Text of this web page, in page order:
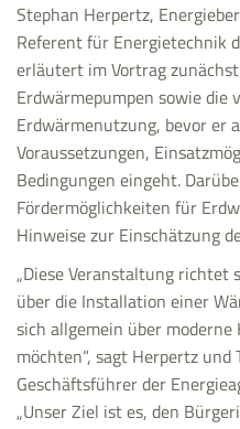
Stephan Herpertz,
Referent für Energietechnik
erläutert im Vortrag
Erdwärmepumpen sowie die
Erdwärmenutzung, bevor er
Voraussetzungen,
Bedingungen eingeht.
Fördermöglichkeiten für
Hinweise zur Einschätzung
„Diese Veranstaltung richtet
über die Installation einer
sich allgemein über
möchten“, sagt Herpertz
Geschäftsführer der
„Unser Ziel ist es, den